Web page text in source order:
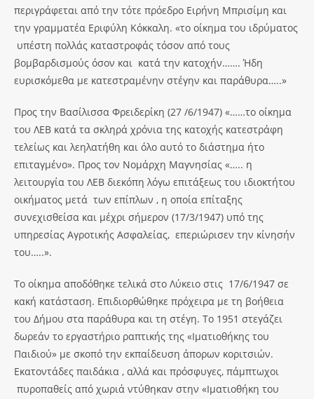
περιγράφεται από την τότε πρόεδρο Ειρήνη Μπρισίμη και
την γραμματέα Εριφύλη Κόκκαλη. «το οίκημα του ιδρύματος
υπέστη πολλάς καταστροφάς τόσον από τους
βομβαρδισμούς όσον και κατά την κατοχήν……. Ήδη
ευρισκόμεθα με κατεστραμένην στέγην και παράθυρα…..»
Προς την Βασίλισσα Φρειδερίκη (27 /6/1947) «……το οίκημα
του ΛΕΒ κατά τα σκληρά χρόνια της κατοχής κατεστράφη
τελείως και λεηλατήθη και όλο αυτό το διάστημα ήτο
επιταγμένο». Προς τον Νομάρχη Μαγνησίας «….. η
λειτουργία του ΛΕΒ διεκόπη λόγω επιτάξεως του ιδιοκτήτου
οικήματος μετά των επίπλων , η οποία επίταξης
συνεχισθείσα και μέχρι σήμερον (17/3/1947) υπό της
υπηρεσίας Αγροτικής Ασφαλείας, επεριώρισεν την κίνησήν
του…..».
Το οίκημα αποδόθηκε τελικά στο Λύκειο στις 17/6/1947 σε
κακή κατάσταση. Επιδιορθώθηκε πρόχειρα με τη βοήθεια
του Δήμου στα παράθυρα και τη στέγη. Το 1951 στεγάζει
δωρεάν το εργαστήριο ραπτικής της «Ιματιοθήκης του
Παιδιού» με σκοπό την εκπαίδευση άπορων κοριτσιών.
Εκατοντάδες παιδάκια , αλλά και πρόσφυγες, πάμπτωχοι
πυροπαθείς από χωριά ντύθηκαν στην «Ιματιοθήκη του